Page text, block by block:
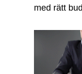
med rätt